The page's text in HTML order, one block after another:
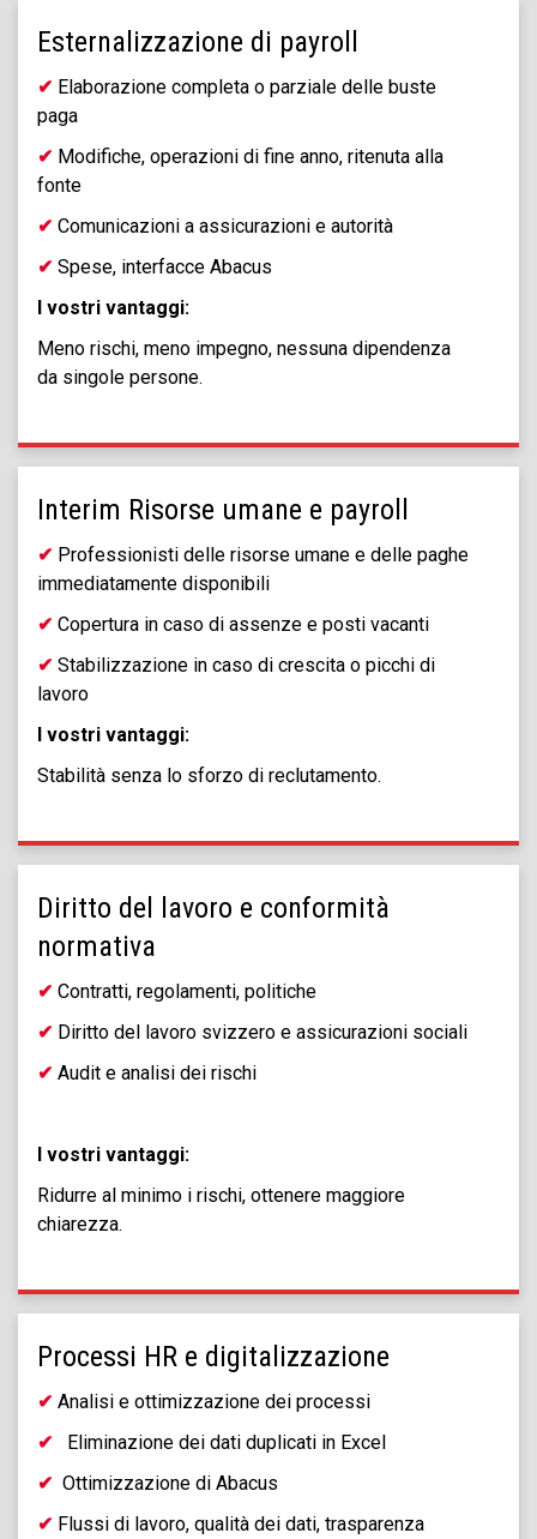
Esternalizzazione di payroll
✔ Elaborazione completa o parziale delle buste
paga
✔ Modifiche, operazioni di fine anno, ritenuta alla
fonte
✔ Comunicazioni a assicurazioni e autorità
✔ Spese, interfacce Abacus
I vostri vantaggi:
Meno rischi, meno impegno, nessuna dipendenza
da singole persone.
Interim Risorse umane e payroll
✔ Professionisti delle risorse umane e delle paghe
immediatamente disponibili
✔ Copertura in caso di assenze e posti vacanti
✔ Stabilizzazione in caso di crescita o picchi di
lavoro
I vostri vantaggi:
Stabilità senza lo sforzo di reclutamento.
Diritto del lavoro e conformità
normativa
✔ Contratti, regolamenti, politiche
✔ Diritto del lavoro svizzero e assicurazioni sociali
✔ Audit e analisi dei rischi
I vostri vantaggi:
Ridurre al minimo i rischi, ottenere maggiore
chiarezza.
Processi HR e digitalizzazione
✔ Analisi e ottimizzazione dei processi
✔
Eliminazione dei dati duplicati in Excel
✔ Ottimizzazione di Abacus
✔ Flussi di lavoro, qualità dei dati, trasparenza